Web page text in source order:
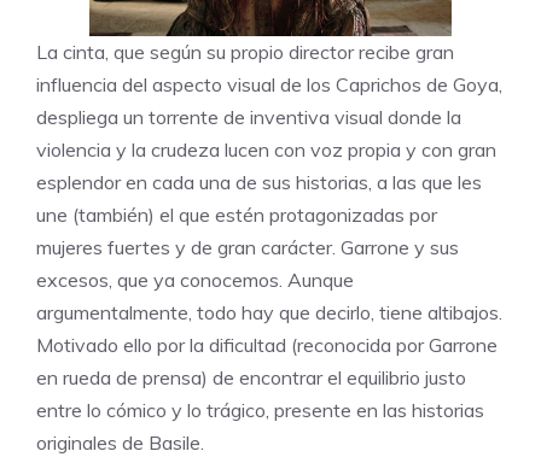
La cinta, que según su propio director recibe gran
influencia del aspecto visual de los Caprichos de Goya,
despliega un torrente de inventiva visual donde la
violencia y la crudeza lucen con voz propia y con gran
esplendor en cada una de sus historias, a las que les
une (también) el que estén protagonizadas por
mujeres fuertes y de gran carácter. Garrone y sus
excesos, que ya conocemos. Aunque
argumentalmente, todo hay que decirlo, tiene altibajos.
Motivado ello por la dificultad (reconocida por Garrone
en rueda de prensa) de encontrar el equilibrio justo
entre lo cómico y lo trágico, presente en las historias
originales de Basile.